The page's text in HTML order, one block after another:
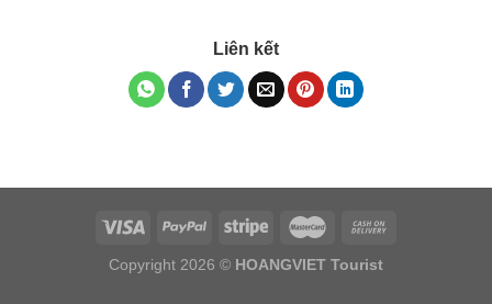
Liên kết
Copyright 2026 © HOANGVIET Tourist